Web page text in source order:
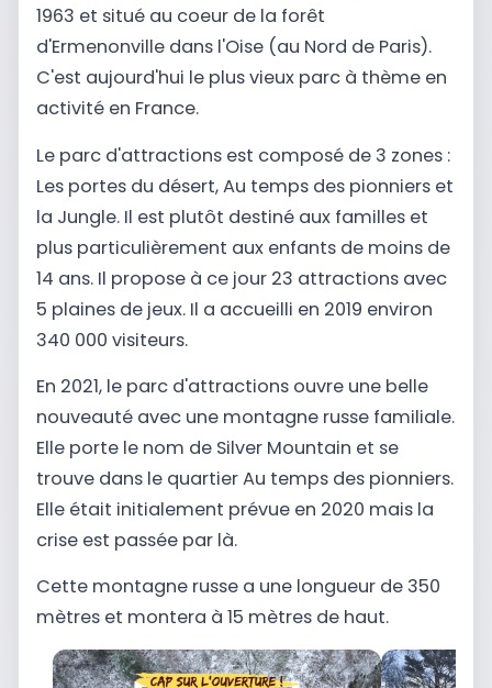
1963 et situé au coeur de la forêt
d'Ermenonville dans l'Oise (au Nord de Paris).
C'est aujourd'hui le plus vieux parc à thème en
activité en France.
Le parc d'attractions est composé de 3 zones :
Les portes du désert, Au temps des pionniers et
la Jungle. Il est plutôt destiné aux familles et
plus particulièrement aux enfants de moins de
14 ans. Il propose à ce jour 23 attractions avec
5 plaines de jeux. Il a accueilli en 2019 environ
340 000 visiteurs.
En 2021, le parc d'attractions ouvre une belle
nouveauté avec une montagne russe familiale.
Elle porte le nom de Silver Mountain et se
trouve dans le quartier Au temps des pionniers.
Elle était initialement prévue en 2020 mais la
crise est passée par là.
Cette montagne russe a une longueur de 350
mètres et montera à 15 mètres de haut.